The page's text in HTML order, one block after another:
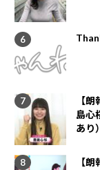
【
島心
あり）
【